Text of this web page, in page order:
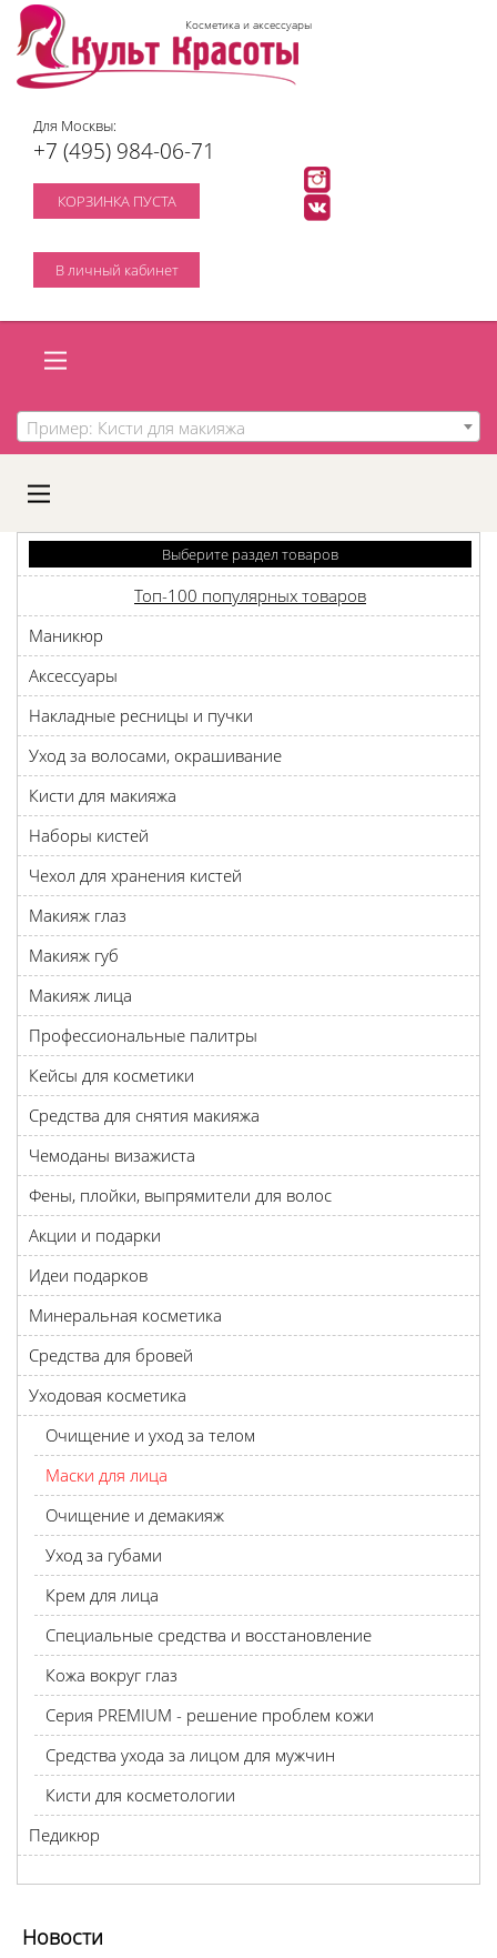
Косметика и аксессуары
Для Москвы:
+7 (495) 984-06-71
КОРЗИНКА ПУСТА
В личный кабинет
Пример: Кисти для макияжа
A
C
D
Выберите раздел товаров
Топ-100 популярных товаров
Маникюр
Аксессуары
Накладные ресницы и пучки
Уход за волосами, окрашивание
Кисти для макияжа
Наборы кистей
Чехол для хранения кистей
Макияж глаз
Макияж губ
Макияж лица
Профессиональные палитры
Кейсы для косметики
Средства для снятия макияжа
Чемоданы визажиста
Фены, плойки, выпрямители для волос
Акции и подарки
Идеи подарков
Минеральная косметика
Средства для бровей
Уходовая косметика
Очищение и уход за телом
Маски для лица
Очищение и демакияж
Уход за губами
Крем для лица
Специальные средства и восстановление
Кожа вокруг глаз
Серия PREMIUM - решение проблем кожи
Средства ухода за лицом для мужчин
Кисти для косметологии
Педикюр
Новости